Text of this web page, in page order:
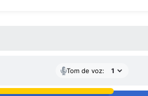
Tom de voz: